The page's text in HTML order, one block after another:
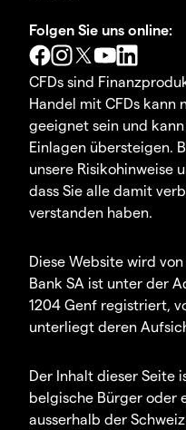
Folgen Sie uns online:
CFDs sind
Handel mit CFDs
geeignet sein und
Einlagen übersteigen.
unsere Risikohinweise
dass Sie alle damit
verstanden haben.
Diese Website wird
Bank SA ist unter der
1204 Genf registriert,
unterliegt deren
Der Inhalt dieser Seite
belgische Bürger oder
ausserhalb der